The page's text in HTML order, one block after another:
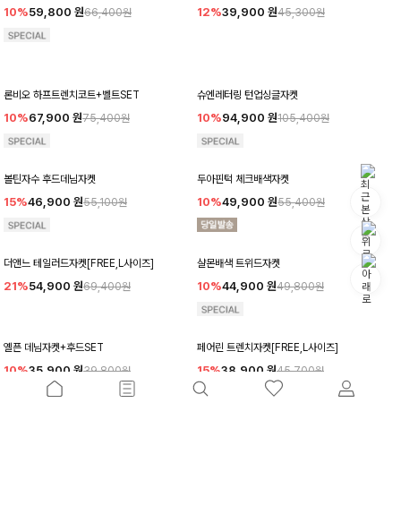
10%59,800 원66,400원 12%39,900 원45,300원
론비오 하프트렌치코트+벨트SET
10%67,900 원75,400원
슈엔레터링 턴업싱글자켓
10%94,900 원105,400원
볼틴자수 후드데님자켓
15%46,900 원55,100원
두아핀턱 체크배색자켓
10%49,900 원55,400원
더앤느 테일러드자켓[FREE,L사이즈]
21%54,900 원69,400원
샬몬배색 트위드자켓
10%44,900 원49,800원
옐픈 데님자켓+후드SET
10%35,900 원39,800원
페어린 트렌치자켓[FREE,L사이즈]
15%38,900 원45,700원